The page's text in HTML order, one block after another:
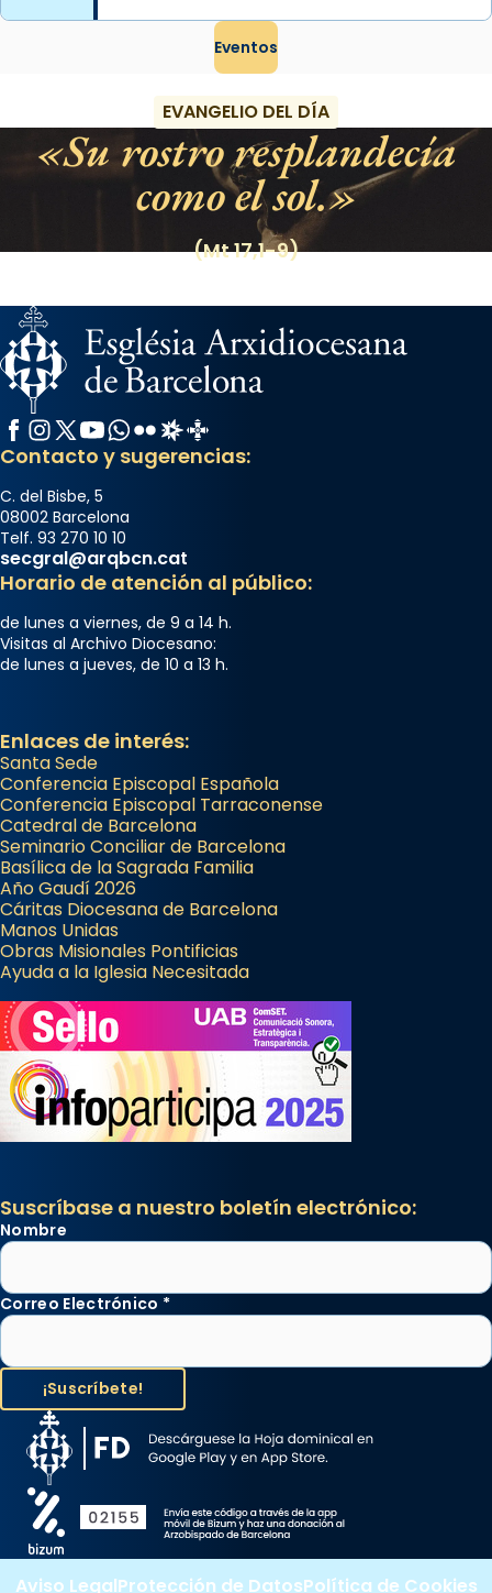
Eventos
EVANGELIO DEL DÍA
Su rostro resplandecía
como el sol.
(Mt 17,1-9)
Facebook
Instagram
X / Twitter
YouTube
WhatsApp
FlickrRadio Estel
Catalunya Cristiana
Contacto y sugerencias:
C. del Bisbe, 5
08002 Barcelona
Telf. 93 270 10 10
secgral@arqbcn.cat
Horario de atención al público:
de lunes a viernes, de 9 a 14 h.
Visitas al Archivo Diocesano:
de lunes a jueves, de 10 a 13 h.
Enlaces de interés:
Santa Sede
Conferencia Episcopal Española
Conferencia Episcopal Tarraconense
Catedral de Barcelona
Seminario Conciliar de Barcelona
Basílica de la Sagrada Familia
Año Gaudí 2026
Cáritas Diocesana de Barcelona
Manos Unidas
Obras Misionales Pontificias
Ayuda a la Iglesia Necesitada
Suscríbase a nuestro boletín electrónico:
Nombre
Correo Electrónico *
Aviso LegalProtección de DatosPolítica de Cookies